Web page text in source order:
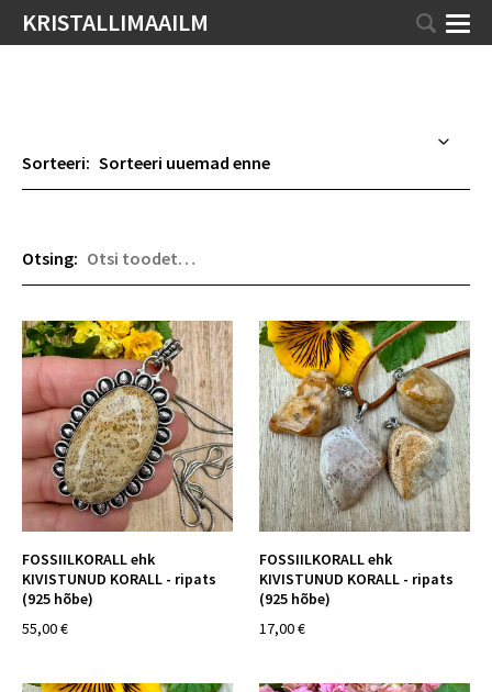
KRISTALLIMAAILM
Sorteeri:
Otsing:
FOSSIILKORALL ehk
KIVISTUNUD KORALL - ripats
(925 hõbe)
55,00 €
FOSSIILKORALL ehk
KIVISTUNUD KORALL - ripats
(925 hõbe)
17,00 €